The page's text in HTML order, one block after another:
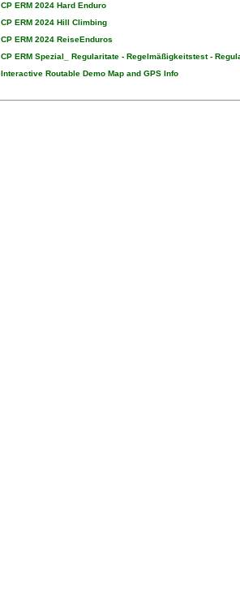
CP ERM 2024 Hard Enduro
CP ERM 2024 Hill Climbing
CP ERM 2024 ReiseEnduros
CP ERM Spezial_ Regularitate - Regelmäßigkeitstest -
Interactive Routable Demo Map and GPS Info